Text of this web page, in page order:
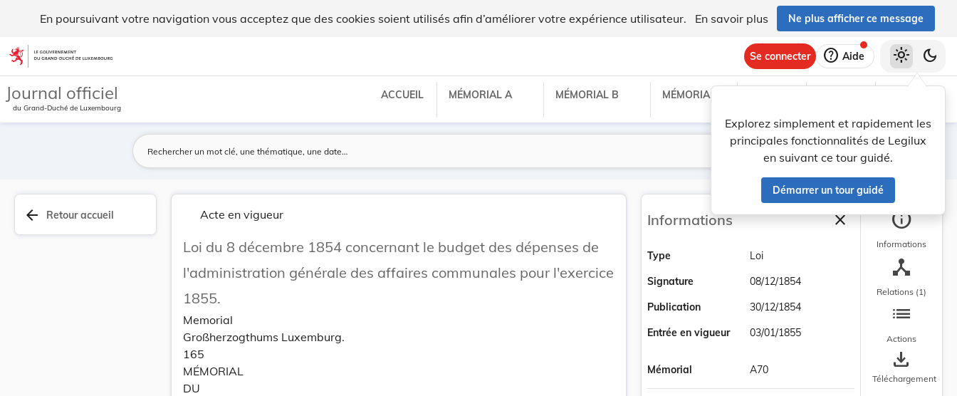
En poursuivant votre navigation vous acceptez que des cookies soient utilisés afin d’améliorer votre expérience utilisateur. En savoir plus Ne plus afficher ce message
Aller au contenu
Se connecter help Aide
Explorez simplement et rapidement les
principales fonctionnalités de Legilux
en suivant ce tour guidé.
Démarrer un tour guidé
light_mode dark_mode
Journal officiel
du Grand-Duché de Luxembourg
ACCUEIL MÉMORIAL A MÉMORIAL B MÉMORIAL C
Lancer la recherche
Filtres
arrow_back Retour accueil Acte en vigueur
Loi du 8 décembre 1854 concernant le budget des dépenses de
l'administration générale des affaires communales pour l'exercice
1855.
Memorial
Großherzogthums Luxemburg.
165
MÉMORIAL
DU
Informations closeFermer la barre
Type
Loi
Signature
08/12/1854
Publication
30/12/1854
Entrée en vigueur
03/01/1855
Mémorial A70
info
Informations
device_hub
Relations (1)
list
Actions
save_alt
Téléchargement